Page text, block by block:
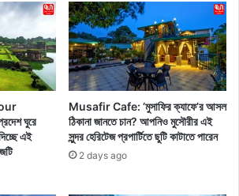
ঘুরে
এই
Musafir Cafe: ‘মুসাফির ক্যাফে’র আসল
ঠিকানা জানতে চান? আপনিও মুসৌরীর এই
সুন্দর হেরিটেজ প্রপার্টিতে ছুটি কাটাতে পারেন
2 days ago